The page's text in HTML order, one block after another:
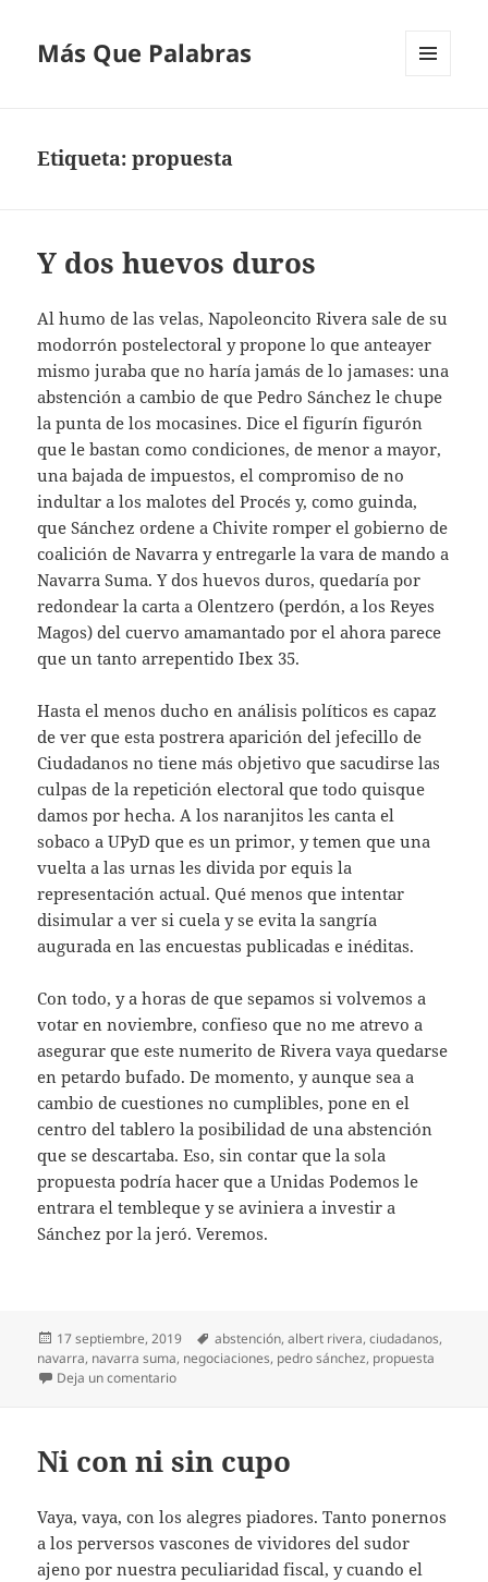
Más Que Palabras
Etiqueta:propuesta
Y dos huevos duros
Al humo de las velas, Napoleoncito Rivera sale de su
modorrón postelectoral y propone lo que anteayer
mismo juraba que no haría jamás de lo jamases: una
abstención a cambio de que Pedro Sánchez le chupe
la punta de los mocasines. Dice el figurín figurón
que le bastan como condiciones, de menor a mayor,
una bajada de impuestos, el compromiso de no
indultar a los malotes del Procés y, como guinda,
que Sánchez ordene a Chivite romper el gobierno de
coalición de Navarra y entregarle la vara de mando a
Navarra Suma. Y dos huevos duros, quedaría por
redondear la carta a Olentzero (perdón, a los Reyes
Magos) del cuervo amamantado por el ahora parece
que un tanto arrepentido Ibex 35.
Hasta el menos ducho en análisis políticos es capaz
de ver que esta postrera aparición del jefecillo de
Ciudadanos no tiene más objetivo que sacudirse las
culpas de la repetición electoral que todo quisque
damos por hecha. A los naranjitos les canta el
sobaco a UPyD que es un primor, y temen que una
vuelta a las urnas les divida por equis la
representación actual. Qué menos que intentar
disimular a ver si cuela y se evita la sangría
augurada en las encuestas publicadas e inéditas.
Con todo, y a horas de que sepamos si volvemos a
votar en noviembre, confieso que no me atrevo a
asegurar que este numerito de Rivera vaya quedarse
en petardo bufado. De momento, y aunque sea a
cambio de cuestiones no cumplibles, pone en el
centro del tablero la posibilidad de una abstención
que se descartaba. Eso, sin contar que la sola
propuesta podría hacer que a Unidas Podemos le
entrara el tembleque y se aviniera a investir a
Sánchez por la jeró. Veremos.
Publicado
el
17 septiembre, 2019 Etiquetas
abstención,albert rivera,ciudadanos,
navarra, navarra suma, negociaciones, pedro sánchez, propuesta
Deja un comentarioen Y dos huevos duros
Ni con ni sin cupo
Vaya, vaya, con los alegres piadores. Tanto ponernos
a los perversos vascones de vividores del sudor
ajeno por nuestra peculiaridad fiscal, y cuando el